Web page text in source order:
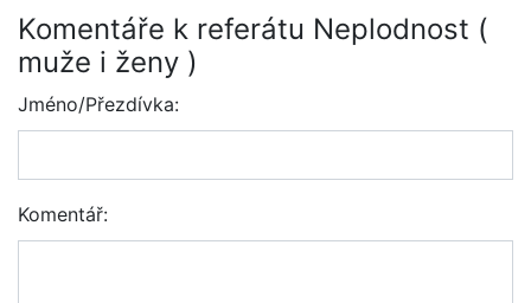
Komentáře k referátu Neplodnost (
muže i ženy )
Jméno/Přezdívka:
Komentář: